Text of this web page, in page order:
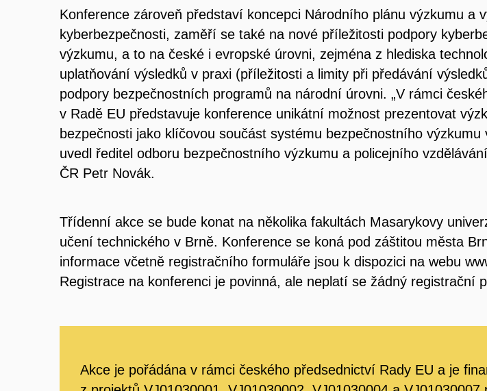
Konference zároveň představí koncepci Národního plánu výzkumu a
kyberbezpečnosti, zaměří se také na nové příležitosti podpory
výzkumu, a to na české i evropské úrovni, zejména z hlediska
uplatňování výsledků v praxi (příležitosti a limity při předávání
podpory bezpečnostních programů na národní úrovni. „V rámci
v Radě EU představuje konference unikátní možnost prezentovat
bezpečnosti jako klíčovou součást systému bezpečnostního výzkumu
uvedl ředitel odboru bezpečnostního výzkumu a policejního
ČR Petr Novák.
Třídenní akce se bude konat na několika fakultách Masarykovy
učení technického v Brně. Konference se koná pod záštitou města
informace včetně registračního formuláře jsou k dispozici na webu
Registrace na konferenci je povinná, ale neplatí se žádný registrační
Akce je pořádána v rámci českého předsednictví Rady EU a je